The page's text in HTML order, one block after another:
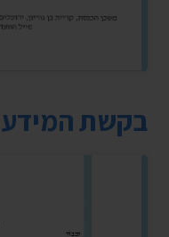
בקשת המידע